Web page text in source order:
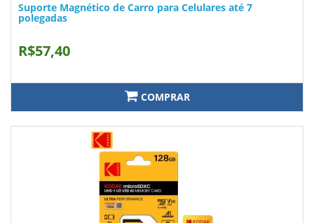
Suporte Magnético de Carro para Celulares até 7
polegadas
R$57,40
COMPRAR